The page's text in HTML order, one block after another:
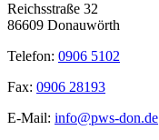
Reichsstraße 32
86609 Donauwörth
Telefon: 0906 5102
Fax: 0906 28193
E-Mail: info@pws-don.de